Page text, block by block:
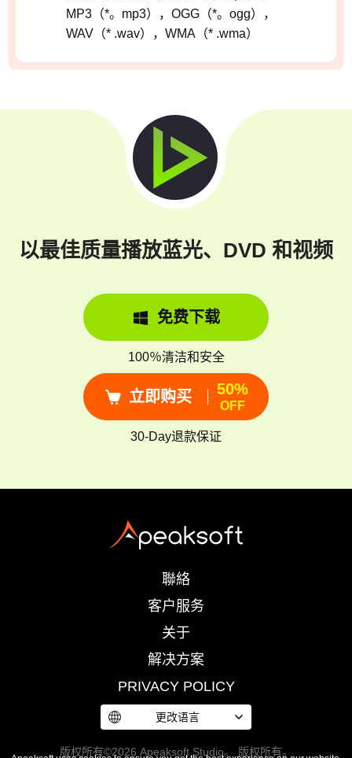
MP3（*。mp3），OGG（*。ogg），
WAV（* .wav），WMA（* .wma）
以最佳质量播放蓝光、DVD 和视频
免费下载
100％清洁和安全
立即购买 50%
OFF
30-Day退款保证
聯絡
客户服务
关于
解决方案
PRIVACY POLICY
更改语言
版权所有©2026 Apeaksoft Studio。 版权所有。